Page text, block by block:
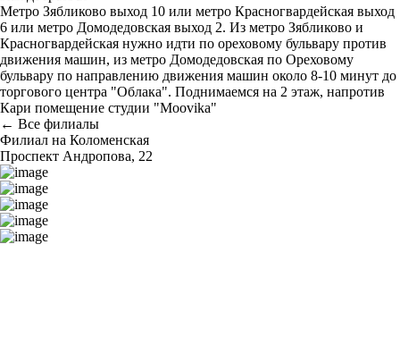
Метро Зябликово выход 10 или метро Красногвардейская выход
6 или метро Домодедовская выход 2. Из метро Зябликово и
Красногвардейская нужно идти по ореховому бульвару против
движения машин, из метро Домодедовская по Ореховому
бульвару по направлению движения машин около 8-10 минут до
торгового центра "Облака". Поднимаемся на 2 этаж, напротив
Кари помещение студии "Moovika"
← Все филиалы
Филиал на Коломенская
Проспект Андропова, 22